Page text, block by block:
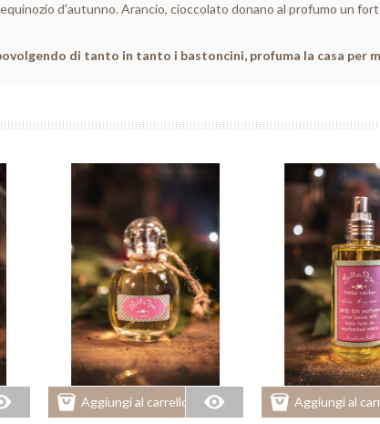
d'autunno. Arancio, cioccolato donano al profumo un
di tanto in tanto i bastoncini, profuma la casa per
Aggiungi al carrello Aggiungi al